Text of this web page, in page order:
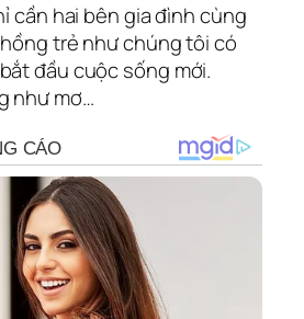
cần hai bên gia đình cùng
trẻ như chúng tôi có
đầu cuộc sống mới.
như mơ…